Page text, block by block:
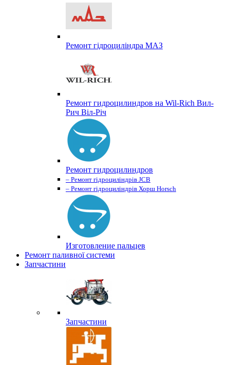
Ремонт гідроциліндра МАЗ
Ремонт гидроцилиндров на Wil-Rich Вил-
Рич Віл-Річ
Ремонт гидроцилиндров
– Ремонт гідроциліндрів JCB
– Ремонт гідроциліндрів Хорш Horsch
Изготовление пальцев
Ремонт паливної системи
Запчастини
Запчастини